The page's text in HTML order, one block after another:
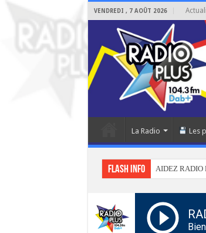
VENDREDI , 7 AOÛT 2026
La Radio Les
Flash info AIDEZ RADIO